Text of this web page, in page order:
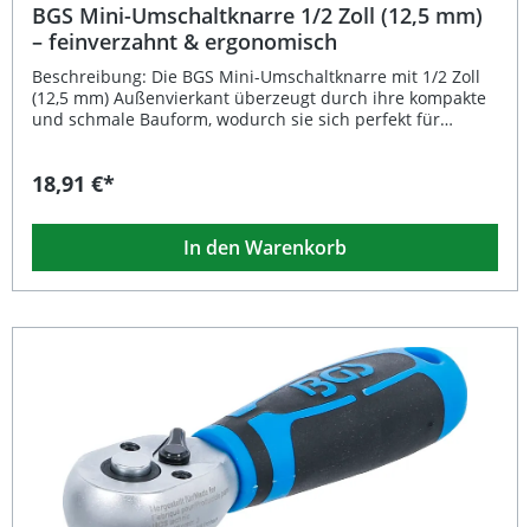
BGS Mini-Umschaltknarre 1/2 Zoll (12,5 mm)
– feinverzahnt & ergonomisch
Beschreibung: Die BGS Mini-Umschaltknarre mit 1/2 Zoll
(12,5 mm) Außenvierkant überzeugt durch ihre kompakte
und schmale Bauform, wodurch sie sich perfekt für
Zähnen ermöglicht sie präzises Arbeiten bei minimalem
eine komfortable Richtungsänderung, während der
integrierte Schnelllöser einen schnellen Werkzeugwechsel
erlaubt. Der ergonomische Zwei-Komponenten-Griff liegt
angenehm in der Hand und bietet auch bei längeren
für enge und schwer zugängliche Arbeitsbereiche
Feinverzahnung mit 90 Zähnen für präzises Arbeiten
Integrierter Umschalthebel für einfaches Wechseln der
Griff für sicheren Halt und optimale Kraftübertragung
Lieferumfang: 1x BGS Mini-Umschaltknarre 1/2 Zoll (12,5
mm) Außenvierkant
18,91 €*
In den Warenkorb